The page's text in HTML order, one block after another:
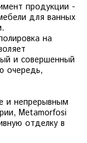
продукции -
для ванных
на
и совершенный
очередь,
и непрерывным
Metamorfosi
отделку в